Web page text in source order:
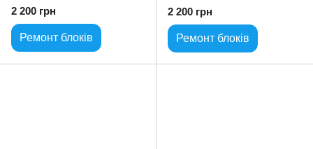
Corvette
2 200 грн
Ремонт блоків
Suburban
2 200 грн
Ремонт блоків